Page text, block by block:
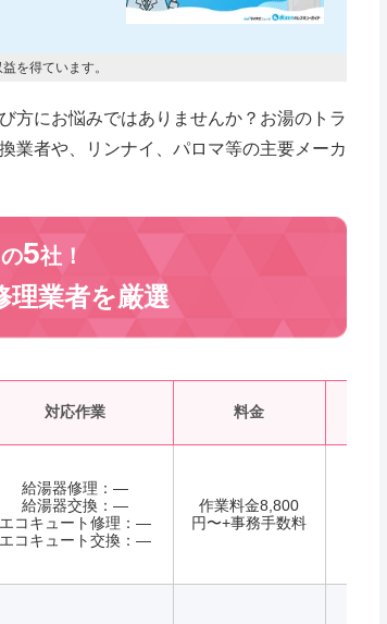
を得ています。
方にお悩みではありませんか？お湯のトラ
業者や、リンナイ、パロマ等の主要メーカ
5社！
理業者を厳選
対応作業 料金
給湯器修理：―
給湯器交換：―
エコキュート修理：―
エコキュート交換：―
作業料金8,800
円〜+事務手数料